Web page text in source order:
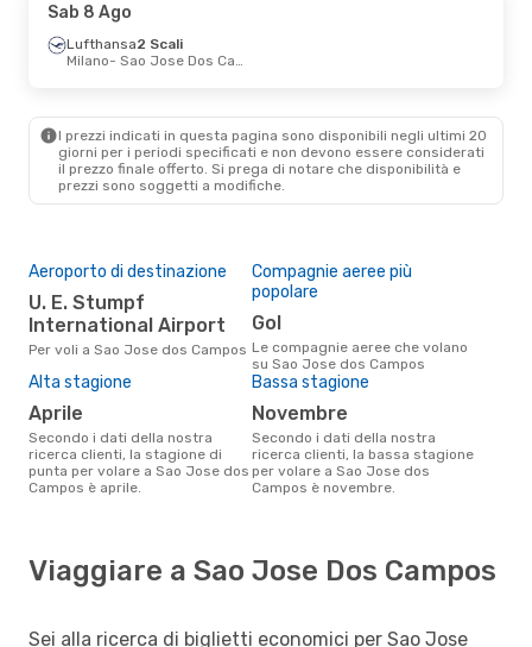
Sab 8 Ago
Lufthansa2 Scali
Milano
- Sao Jose Dos Campos
I prezzi indicati in questa pagina sono disponibili negli ultimi 20
giorni per i periodi specificati e non devono essere considerati
il ​​prezzo finale offerto. Si prega di notare che disponibilità e
prezzi sono soggetti a modifiche.
Aeroporto di destinazione
U. E. Stumpf
International Airport
Per voli a Sao Jose dos Campos
Compagnie aeree più
popolare
Gol
Le compagnie aeree che volano
su Sao Jose dos Campos
Alta stagione
aprile
Secondo i dati della nostra
ricerca clienti, la stagione di
punta per volare a Sao Jose dos
Campos è aprile.
Bassa stagione
novembre
Secondo i dati della nostra
ricerca clienti, la bassa stagione
per volare a Sao Jose dos
Campos è novembre.
Viaggiare a Sao Jose Dos Campos
Sei alla ricerca di biglietti economici per Sao Jose